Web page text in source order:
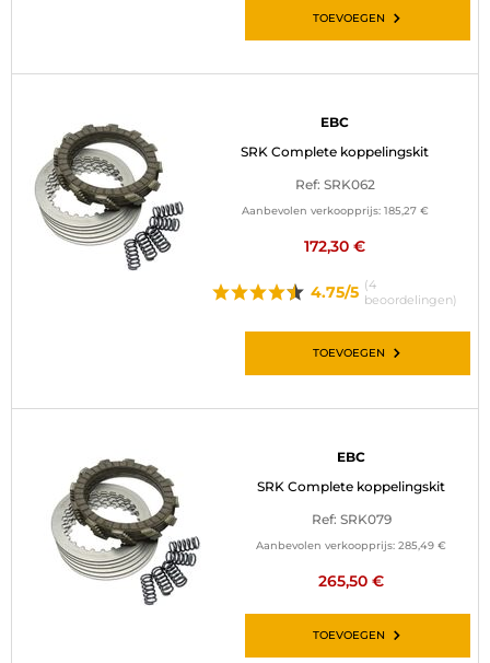
TOEVOEGEN
EBC
SRK Complete koppelingskit
Ref: SRK062
Aanbevolen verkoopprijs: 185,27 €
172,30 €
4.75/5 (4
beoordelingen)
TOEVOEGEN
EBC
SRK Complete koppelingskit
Ref: SRK079
Aanbevolen verkoopprijs: 285,49 €
265,50 €
TOEVOEGEN